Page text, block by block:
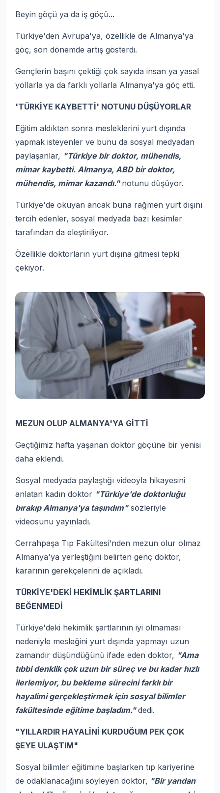
Beyin göçü ya da iş göçü...
Türkiye'den Avrupa'ya, özellikle de Almanya'ya
göç, son dönemde artış gösterdi.
Gençlerin başını çektiği çok sayıda insan ya yasal
yollarla ya da farklı yollarla Almanya'ya göç etti.
'TÜRKİYE KAYBETTİ' NOTUNU DÜŞÜYORLAR
Eğitim aldıktan sonra mesleklerini yurt dışında
yapmak isteyenler ve bunu da sosyal medyadan
paylaşanlar, "Türkiye bir doktor, mühendis,
mimar kaybetti. Almanya, ABD bir doktor,
mühendis, mimar kazandı." notunu düşüyor.
Türkiye'de okuyan ancak buna rağmen yurt dışını
tercih edenler, sosyal medyada bazı kesimler
tarafından da eleştiriliyor.
Özellikle doktorların yurt dışına gitmesi tepki
çekiyor.
MEZUN OLUP ALMANYA'YA GİTTİ
Geçtiğimiz hafta yaşanan doktor göçüne bir yenisi
daha eklendi.
Sosyal medyada paylaştığı videoyla hikayesini
anlatan kadın doktor "Türkiye'de doktorluğu
bırakıp Almanya'ya taşındım"sözleriyle
videosunu yayınladı.
Cerrahpaşa Tıp Fakültesi'nden mezun olur olmaz
Almanya'ya yerleştiğini belirten genç doktor,
kararının gerekçelerini de açıkladı.
TÜRKİYE'DEKİ HEKİMLİK ŞARTLARINI
BEĞENMEDİ
Türkiye'deki hekimlik şartlarının iyi olmaması
nedeniyle mesleğini yurt dışında yapmayı uzun
zamandır düşündüğünü ifade eden doktor, "Ama
tıbbi denklik çok uzun bir süreç ve bu kadar hızlı
ilerlemiyor, bu bekleme sürecini farklı bir
hayalimi gerçekleştirmek için sosyal bilimler
fakültesinde eğitime başladım."dedi.
"YILLARDIR HAYALİNİ KURDUĞUM PEK ÇOK
ŞEYE ULAŞTIM"
Sosyal bilimler eğitimine başlarken tıp kariyerine
de odaklanacağını söyleyen doktor, "Bir yandan